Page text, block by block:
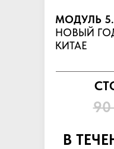
МОДУЛЬ 5.
НОВЫЙ
КИТАЕ
90
В